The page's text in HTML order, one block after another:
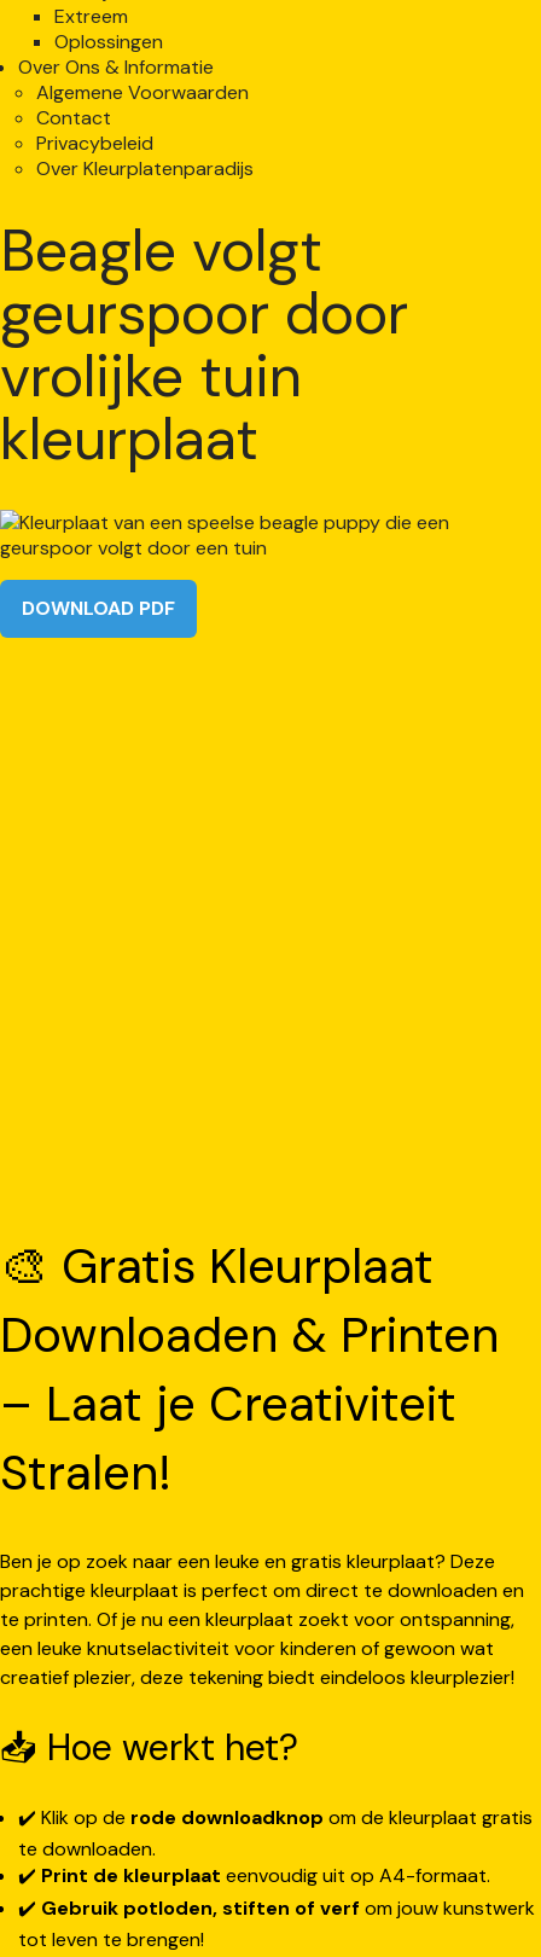
Extreem
Oplossingen
Over Ons & Informatie
Algemene Voorwaarden
Contact
Privacybeleid
Over Kleurplatenparadijs
Beagle volgt
geurspoor door
vrolijke tuin
kleurplaat
DOWNLOAD PDF
🎨 Gratis Kleurplaat
Downloaden & Printen
– Laat je Creativiteit
Stralen!
Ben je op zoek naar een leuke en gratis kleurplaat? Deze
prachtige kleurplaat is perfect om direct te downloaden en
te printen. Of je nu een kleurplaat zoekt voor ontspanning,
een leuke knutselactiviteit voor kinderen of gewoon wat
creatief plezier, deze tekening biedt eindeloos kleurplezier!
📥 Hoe werkt het?
✔️ Klik op de rode downloadknop om de kleurplaat gratis
te downloaden.
✔️ Print de kleurplaat eenvoudig uit op A4-formaat.
✔️ Gebruik potloden, stiften of verf om jouw kunstwerk
tot leven te brengen!